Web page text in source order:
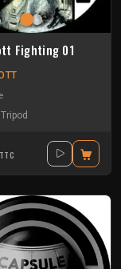
Fighting 01
Tripod
TTC